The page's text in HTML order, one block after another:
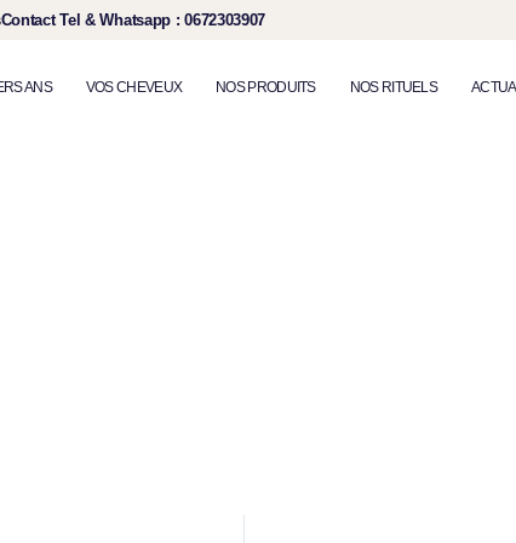
Contact Tel & Whatsapp : 0672303907​
ANS VOS CHEVEUX NOS PRODUITS NOS RITUELS